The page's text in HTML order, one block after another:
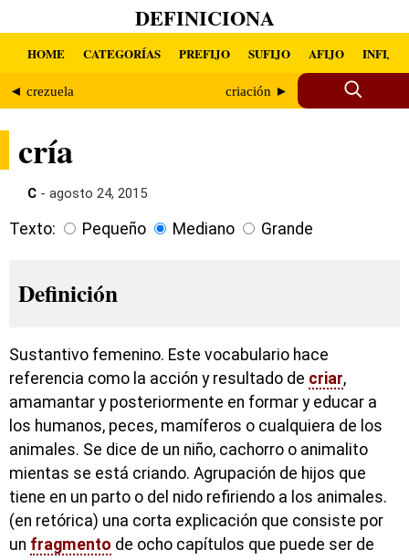
DEFINICIONA
HOME CATEGORÍAS PREFIJO SUFIJO AFIJO INFIJO
◄ crezuela criación ►
cría
C - agosto 24, 2015
Texto: Pequeño Mediano Grande
Definición
Sustantivo femenino. Este vocabulario hace
referencia como la acción y resultado de criar,
amamantar y posteriormente en formar y educar a
los humanos, peces, mamíferos o cualquiera de los
animales. Se dice de un niño, cachorro o animalito
mientas se está criando. Agrupación de hijos que
tiene en un parto o del nido refiriendo a los animales.
(en retórica) una corta explicación que consiste por
un fragmento de ocho capítulos que puede ser de